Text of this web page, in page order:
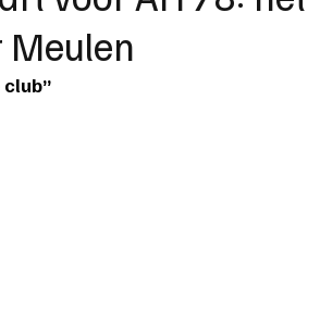
Het gesprek
Meulen